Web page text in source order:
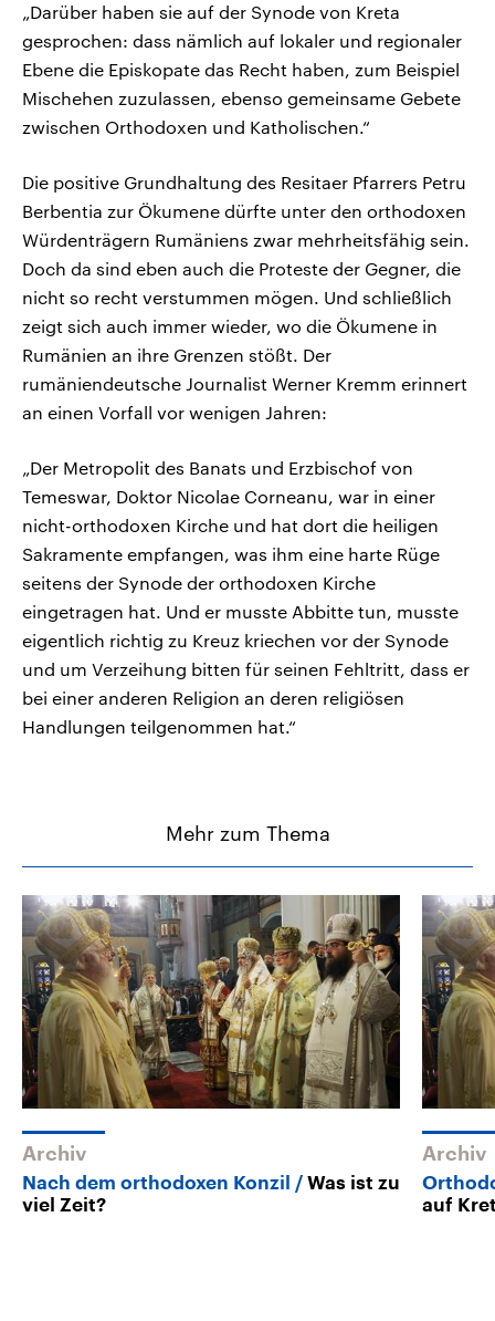
„Darüber haben sie auf der Synode von Kreta
gesprochen: dass nämlich auf lokaler und regionaler
Ebene die Episkopate das Recht haben, zum Beispiel
Mischehen zuzulassen, ebenso gemeinsame Gebete
zwischen Orthodoxen und Katholischen.“
Die positive Grundhaltung des Resitaer Pfarrers Petru
Berbentia zur Ökumene dürfte unter den orthodoxen
Würdenträgern Rumäniens zwar mehrheitsfähig sein.
Doch da sind eben auch die Proteste der Gegner, die
nicht so recht verstummen mögen. Und schließlich
zeigt sich auch immer wieder, wo die Ökumene in
Rumänien an ihre Grenzen stößt. Der
rumäniendeutsche Journalist Werner Kremm erinnert
an einen Vorfall vor wenigen Jahren:
„Der Metropolit des Banats und Erzbischof von
Temeswar, Doktor Nicolae Corneanu, war in einer
nicht-orthodoxen Kirche und hat dort die heiligen
Sakramente empfangen, was ihm eine harte Rüge
seitens der Synode der orthodoxen Kirche
eingetragen hat. Und er musste Abbitte tun, musste
eigentlich richtig zu Kreuz kriechen vor der Synode
und um Verzeihung bitten für seinen Fehltritt, dass er
bei einer anderen Religion an deren religiösen
Handlungen teilgenommen hat.“
Mehr zum Thema
Archiv
Nach dem orthodoxen Konzil
Was ist zu
viel Zeit?
Archiv
auf